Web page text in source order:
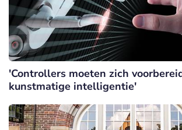
'Controllers moeten zich
kunstmatige intelligentie'